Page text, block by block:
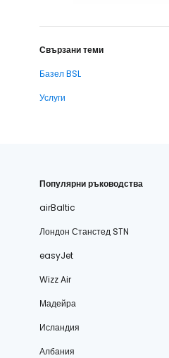
Свързани теми
Базел BSL
Услуги
Популярни ръководства
airBaltic
Лондон Станстед STN
easyJet
Wizz Air
Мадейра
Исландия
Албания